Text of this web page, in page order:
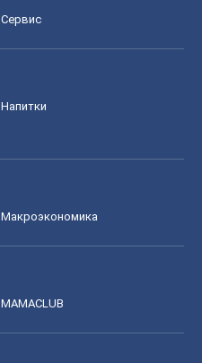
Сервис
Напитки
Mакроэкономика
MAMACLUB